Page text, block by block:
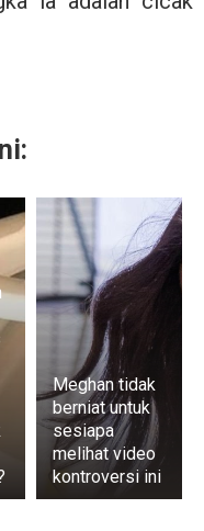
Meghan tidak
berniat untuk
sesiapa
melihat video
kontroversi ini